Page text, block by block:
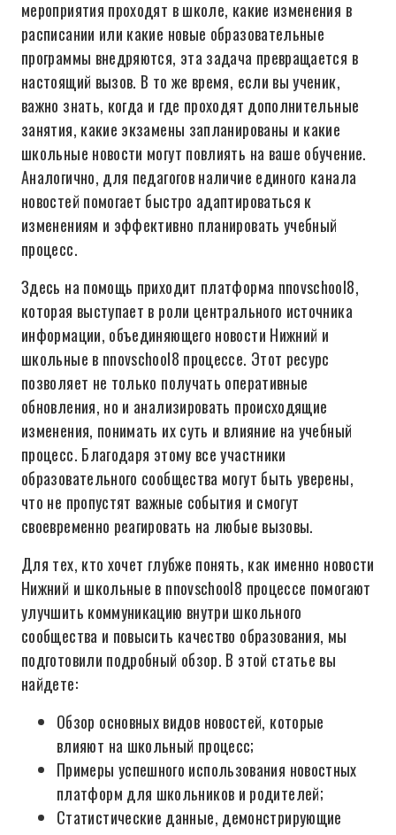
мероприятия проходят в школе, какие изменения в
расписании или какие новые образовательные
программы внедряются, эта задача превращается в
настоящий вызов. В то же время, если вы ученик,
важно знать, когда и где проходят дополнительные
занятия, какие экзамены запланированы и какие
школьные новости могут повлиять на ваше обучение.
Аналогично, для педагогов наличие единого канала
новостей помогает быстро адаптироваться к
изменениям и эффективно планировать учебный
процесс.
Здесь на помощь приходит платформа nnovschool8,
которая выступает в роли центрального источника
информации, объединяющего новости Нижний и
школьные в nnovschool8 процессе. Этот ресурс
позволяет не только получать оперативные
обновления, но и анализировать происходящие
изменения, понимать их суть и влияние на учебный
процесс. Благодаря этому все участники
образовательного сообщества могут быть уверены,
что не пропустят важные события и смогут
своевременно реагировать на любые вызовы.
Для тех, кто хочет глубже понять, как именно новости
Нижний и школьные в nnovschool8 процессе помогают
улучшить коммуникацию внутри школьного
сообщества и повысить качество образования, мы
подготовили подробный обзор. В этой статье вы
найдете:
Обзор основных видов новостей, которые
влияют на школьный процесс;
Примеры успешного использования новостных
платформ для школьников и родителей;
Статистические данные, демонстрирующие